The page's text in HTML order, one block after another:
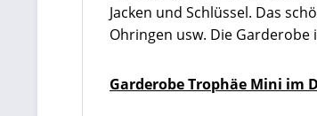
Jacken und Schlüssel. Das
Ohringen usw. Die
Garderobe Trophäe Mini im